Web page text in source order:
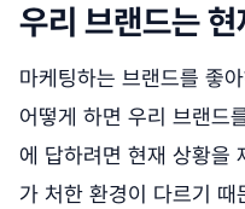
우리 브랜드는
마케팅하는 브랜드를 좋
어떻게 하면 우리 브랜드
에 답하려면 현재 상황을
가 처한 환경이 다르기